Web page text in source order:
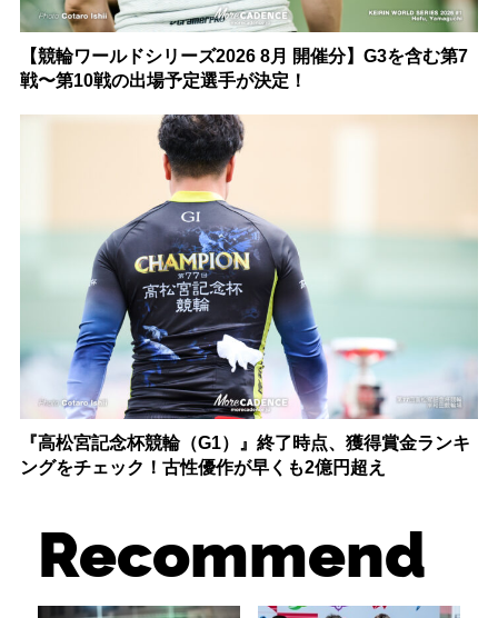
【競輪ワールドシリーズ2026 8月 開催分】G3を含む第7
戦〜第10戦の出場予定選手が決定！
『高松宮記念杯競輪（G1）』終了時点、獲得賞金ランキ
ングをチェック！古性優作が早くも2億円超え
Recommend